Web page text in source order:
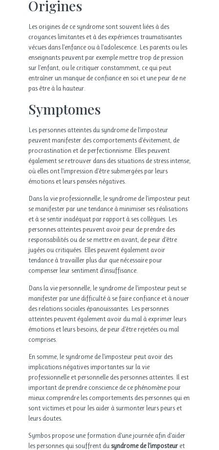
Origines
Les origines de ce syndrome sont souvent liées à des
croyances limitantes et à des expériences traumatisantes
vécues dans l’enfance ou à l’adolescence. Les parents ou les
enseignants peuvent par exemple mettre trop de pression
sur l’enfant, ou le critiquer constamment, ce qui peut
entraîner un manque de confiance en soi et une peur de ne
pas être à la hauteur.
Symptomes
Les personnes atteintes du syndrome de l’imposteur
peuvent manifester des comportements d’évitement, de
procrastination et de perfectionnisme. Elles peuvent
également se retrouver dans des situations de stress intense,
où elles ont l’impression d’être submergées par leurs
émotions et leurs pensées négatives.
Dans la vie professionnelle, le syndrome de l’imposteur peut
se manifester par une tendance à minimiser ses réalisations
et à se sentir inadéquat par rapport à ses collègues. Les
personnes atteintes peuvent avoir peur de prendre des
responsabilités ou de se mettre en avant, de peur d’être
jugées ou critiquées. Elles peuvent également avoir
tendance à travailler plus dur que nécessaire pour
compenser leur sentiment d’insuffisance.
Dans la vie personnelle, le syndrome de l’imposteur peut se
manifester par une difficulté à se faire confiance et à nouer
des relations sociales épanouissantes. Les personnes
atteintes peuvent également avoir du mal à exprimer leurs
émotions et leurs besoins, de peur d’être rejetées ou mal
comprises.
En somme, le syndrome de l’imposteur peut avoir des
implications négatives importantes sur la vie
professionnelle et personnelle des personnes atteintes. Il est
important de prendre conscience de ce phénomène pour
mieux comprendre les comportements des personnes qui en
sont victimes et pour les aider à surmonter leurs peurs et
leurs doutes.
Symbos propose une formation d’une journée afin d’aider
les personnes qui souffrent dusyndrome de l’imposteur et